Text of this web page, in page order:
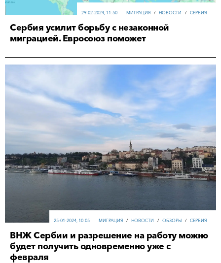
МИГРАЦИЯ / НОВОСТИ / СЕРБИЯ
29-02-2024, 11:50
Сербия усилит борьбу с незаконной
миграцией. Евросоюз поможет
МИГРАЦИЯ / НОВОСТИ / ОБЗОРЫ / СЕРБИЯ
25-01-2024, 10:05
ВНЖ Сербии и разрешение на работу можно
будет получить одновременно уже с
февраля